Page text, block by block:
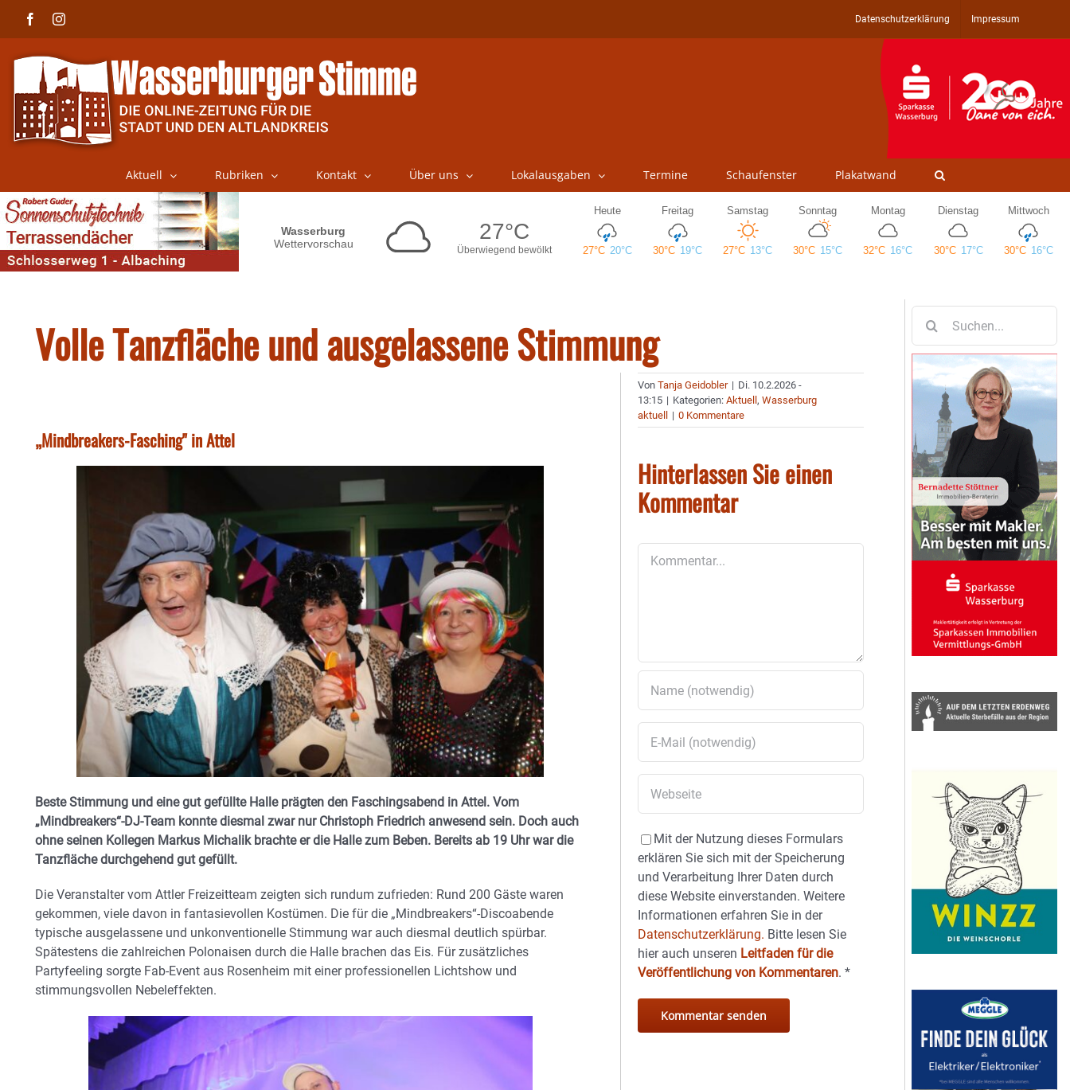
FacebookInstagram Datenschutzerklärung Impressum
Aktuell Rubriken Kontakt Über uns Lokalausgaben Termine Schaufenster Plakatwand
Volle Tanzfläche und ausgelassene Stimmung
„Mindbreakers-Fasching" in Attel
Beste Stimmung und eine gut gefüllte Halle prägten den Faschingsabend in Attel. Vom
„Mindbreakers“-DJ-Team konnte diesmal zwar nur Christoph Friedrich anwesend sein. Doch auch
ohne seinen Kollegen Markus Michalik brachte er die Halle zum Beben. Bereits ab 19 Uhr war die
Tanzfläche durchgehend gut gefüllt.
Die Veranstalter vom Attler Freizeitteam zeigten sich rundum zufrieden: Rund 200 Gäste waren
gekommen, viele davon in fantasievollen Kostümen. Die für die „Mindbreakers“-Discoabende
typische ausgelassene und unkonventionelle Stimmung war auch diesmal deutlich spürbar.
Spätestens die zahlreichen Polonaisen durch die Halle brachen das Eis. Für zusätzliches
Partyfeeling sorgte Fab-Event aus Rosenheim mit einer professionellen Lichtshow und
stimmungsvollen Nebeleffekten.
VonTanja Geidobler | Di. 10.2.2026 -
13:15 | Kategorien:Aktuell,Wasserburg
aktuell
| 0 Kommentare
Hinterlassen Sie einen
Kommentar
Mit der Nutzung dieses Formulars
erklären Sie sich mit der Speicherung
und Verarbeitung Ihrer Daten durch
diese Website einverstanden. Weitere
Informationen erfahren Sie in der
Datenschutzerklärung. Bitte lesen Sie
hier auch unseren Leitfaden für die
Veröffentlichung von Kommentaren.*
nach: